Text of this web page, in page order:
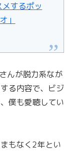
するポッ
」
んが脱力系なが
る内容で、ビジ
僕も愛聴してい
もなく2年とい